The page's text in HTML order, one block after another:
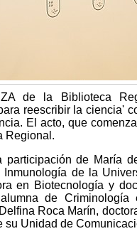
de la Biblioteca
reescribir la ciencia'
El acto, que
Regional.
participación de María
Inmunología de la
en Biotecnología y
de
Roca Marín,
su Unidad de